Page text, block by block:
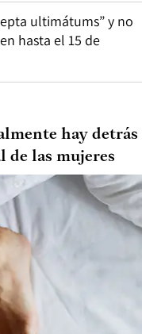
ultimátums” y no
hasta el 15 de
hay detrás
de las mujeres